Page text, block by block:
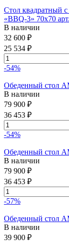
Стол квадратный
«BBQ-3» 70х70
В наличии
32 600 ₽
25 534 ₽
-54%
Обеденный стол
В наличии
79 900 ₽
36 453 ₽
-54%
Обеденный стол
В наличии
79 900 ₽
36 453 ₽
-57%
Обеденный стол
В наличии
39 900 ₽